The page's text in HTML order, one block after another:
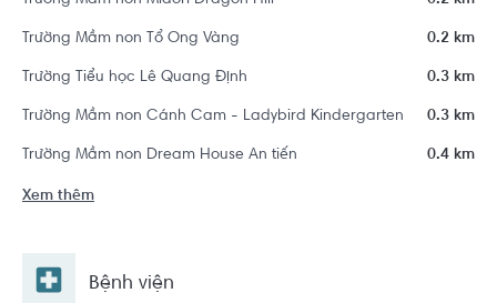
Trường Mầm non Tổ Ong Vàng 0.2 km
Trường Tiểu học Lê Quang Định 0.3 km
Trường Mầm non Cánh Cam - Ladybird Kindergarten 0.3 km
Trường Mầm non Dream House An tiến 0.4 km
Xem thêm
Bệnh viện